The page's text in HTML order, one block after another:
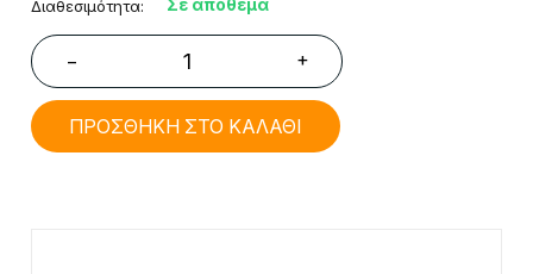
Διαθεσιμότητα: Σε απόθεμα
− +
ΠΡΟΣΘΗΚΗ ΣΤΟ ΚΑΛΑΘΙ